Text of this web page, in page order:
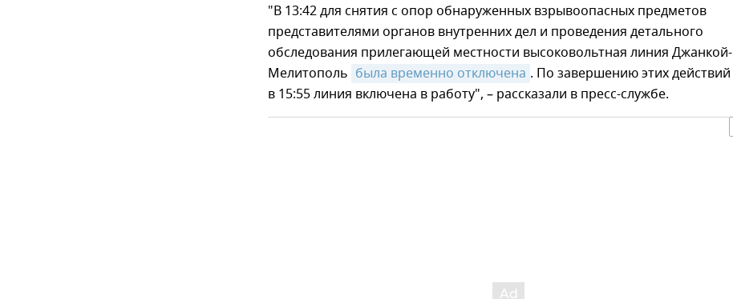
"В 13:42 для снятия с опор обнаруженных взрывоопасных предметов
представителями органов внутренних дел и проведения детального
обследования прилегающей местности высоковольтная линия Джанкой-
Мелитополь была временно отключена . По завершению этих действий
в 15:55 линия включена в работу", – рассказали в пресс-службе.